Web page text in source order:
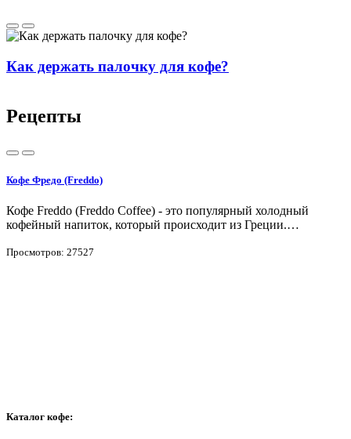
Как держать палочку для кофе?
Рецепты
Кофе Фредо (Freddo)
Кофе Freddo (Freddo Coffee) - это популярный холодный
кофейный напиток, который происходит из Греции.…
Просмотров: 27527
Каталог кофе: